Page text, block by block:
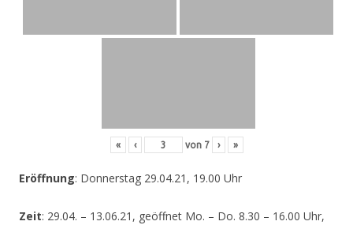
« ‹ von 7 › »
Eröffnung: Donnerstag 29.04.21, 19.00 Uhr
Zeit: 29.04. – 13.06.21, geöffnet Mo. – Do. 8.30 – 16.00 Uhr,